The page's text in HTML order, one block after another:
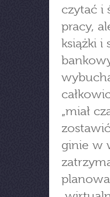
czytać i
pracy,
książki i
„miał
ginie w